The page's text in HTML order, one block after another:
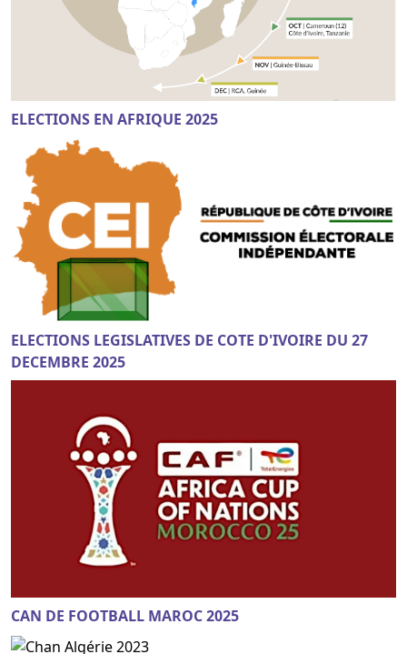
ELECTIONS EN AFRIQUE 2025
ELECTIONS LEGISLATIVES DE COTE D'IVOIRE DU 27
DECEMBRE 2025
CAN DE FOOTBALL MAROC 2025